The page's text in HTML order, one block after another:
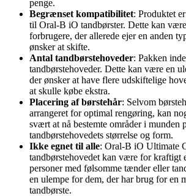
penge.
Begrænset kompatibilitet: Produktet
til Oral-B iO tandbørster. Dette kan
forbrugere, der allerede ejer en anden
ønsker at skifte.
Antal tandbørstehoveder: Pakken
tandbørstehoveder. Dette kan være en
der ønsker at have flere udskiftelige
at skulle købe ekstra.
Placering af børstehår: Selvom
arrangeret for optimal rengøring, kan
svært at nå bestemte områder i munden
tandbørstehovedets størrelse og form.
Ikke egnet til alle: Oral-B iO Ultimate
tandbørstehovedet kan være for kraftigt
personer med følsomme tænder eller
en ulempe for dem, der har brug for en
tandbørste.